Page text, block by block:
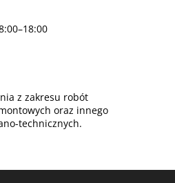
z zakresu robót
oraz innego
technicznych.